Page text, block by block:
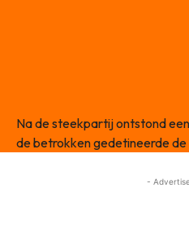
Na de steekpartij ontstond
de betrokken gedetineerde
-